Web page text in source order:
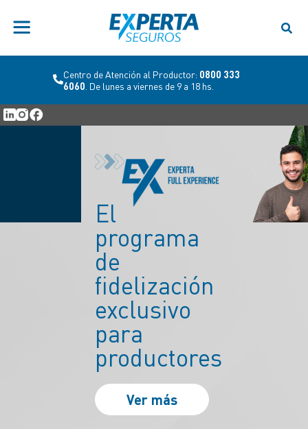
Centro de Atención al Productor: 0800 333
6060 . De lunes a viernes de 9 a 18 hs.
Cuando
algo se
complica,
te la
hacemos
fácil